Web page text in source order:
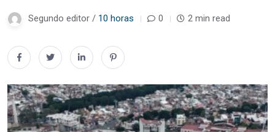
Segundo editor / 10 horas 0 2 min read